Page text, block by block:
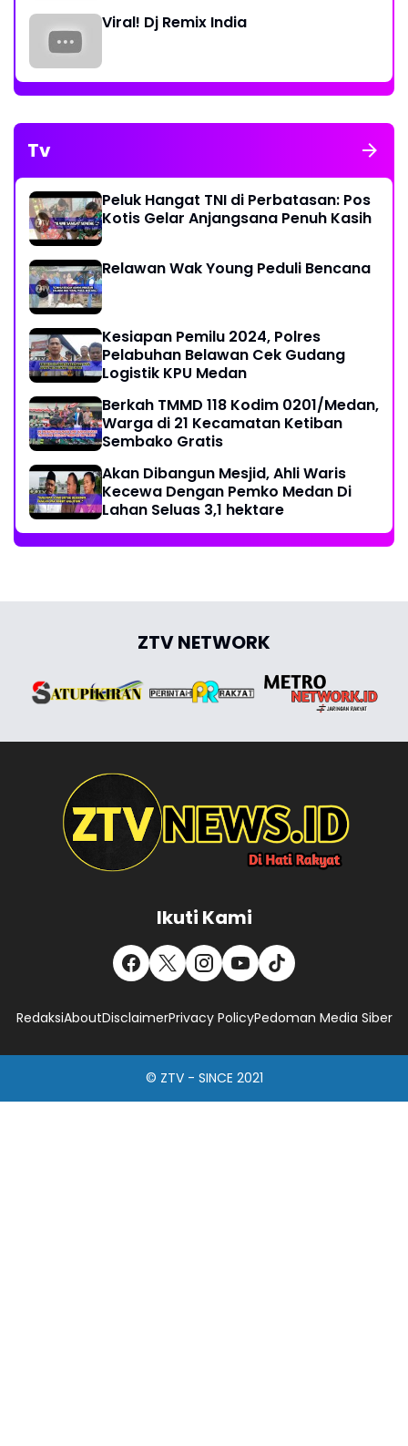
Viral! Dj Remix India
Tv
Peluk Hangat TNI di Perbatasan: Pos
Kotis Gelar Anjangsana Penuh Kasih
Relawan Wak Young Peduli Bencana
Kesiapan Pemilu 2024, Polres
Pelabuhan Belawan Cek Gudang
Logistik KPU Medan
Berkah TMMD 118 Kodim 0201/Medan,
Warga di 21 Kecamatan Ketiban
Sembako Gratis
Akan Dibangun Mesjid, Ahli Waris
Kecewa Dengan Pemko Medan Di
Lahan Seluas 3,1 hektare
ZTV NETWORK
Ikuti Kami
RedaksiAboutDisclaimerPrivacy PolicyPedoman Media Siber
© ZTV - SINCE 2021